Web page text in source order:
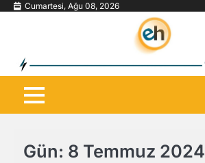
Skip Cumartesi, Ağu 08, 2026
Gün: 8 Temmuz 2024